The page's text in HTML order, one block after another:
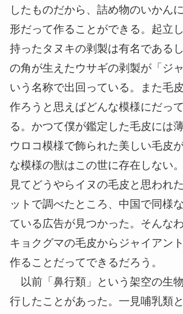
したものだから、詰め物のいかん
形だって作ることができる。起立
持ったタヌキの剥製は有名である
の角が生えたウサギの剥製が「ジ
いう名称で出回っている。また毛
作ろうと思えばどんな模様にだっ
る。かつて僕が鑑定した毛皮には
ウロコ模様で飾られた美しい毛皮
な模様の獣はこの世に存在しない
見てどうやらイヌの毛皮と思われ
ットで調べたところ、中国で同様
ている広告が見つかった。そんな
キョクグマの毛皮からジャイアン
作ることだってできるだろう。
以前「鼻行類」という架空の生
行したことがあった。一見哺乳類